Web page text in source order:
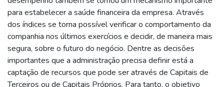
para estabelecer a saúde financeira da empresa. Através
dos índices se torna possível verificar o comportamento da
companhia nos últimos exercícios e decidir, de maneira mais
segura, sobre o futuro do negócio. Dentre as decisões
importantes que a administração precisa definir está a
captação de recursos que pode ser através de Capitais de
Terceiros ou de Capitais Próprios. Para tanto, o objetivo